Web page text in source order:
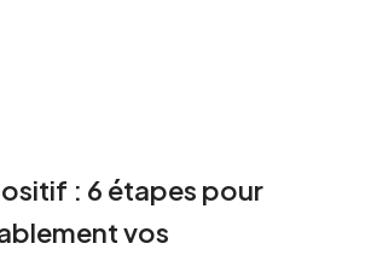
: 6 étapes pour
vos